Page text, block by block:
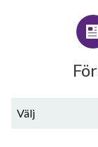
Välj